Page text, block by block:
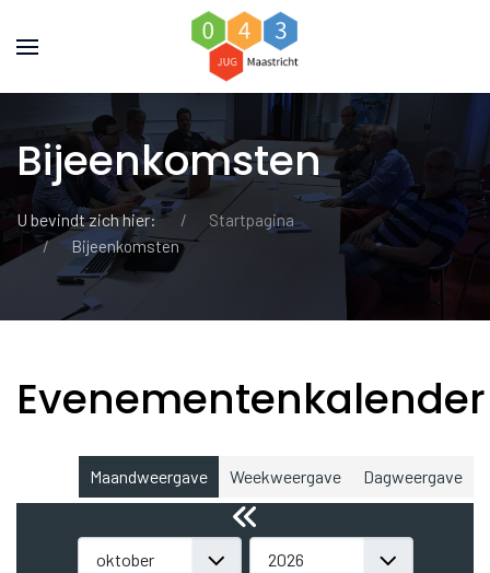
Bijeenkomsten
U bevindt zich hier:
Startpagina
Bijeenkomsten
Evenementenkalender
Maandweergave Weekweergave Dagweergave